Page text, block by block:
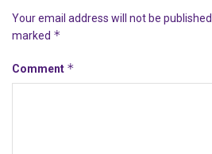
Your email address will not be published.
marked *
Comment *